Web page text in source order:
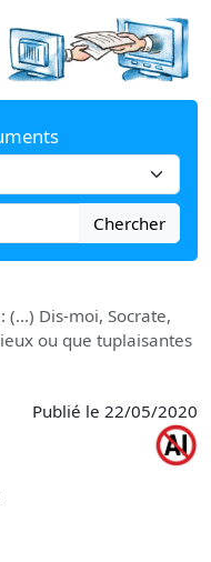
Chercher
Dis-moi, Socrate,
ou que tuplaisantes
Publié le 22/05/2020